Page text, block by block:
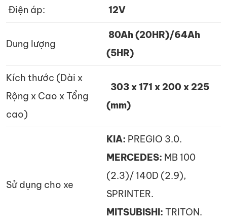
Điện áp: 12V
Dung lượng
80Ah (20HR)/64Ah
(5HR)
Kích thước (Dài x
Rộng x Cao x Tổng
cao)
303 x 171 x 200 x 225
(mm)
Sử dụng cho xe
KIA: PREGIO 3.0.
MERCEDES: MB 100
(2.3)/ 140D (2.9),
SPRINTER.
MITSUBISHI: TRITON.